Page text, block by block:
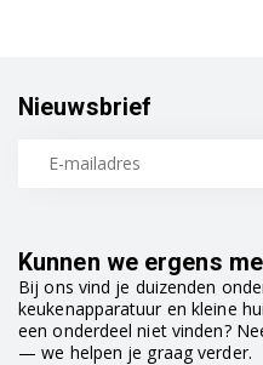
Kunnen we ergens
Bij ons vind je duizenden
keukenapparatuur en kleine
een onderdeel niet vinden?
— we helpen je graag verder.
Nieuwsbrief